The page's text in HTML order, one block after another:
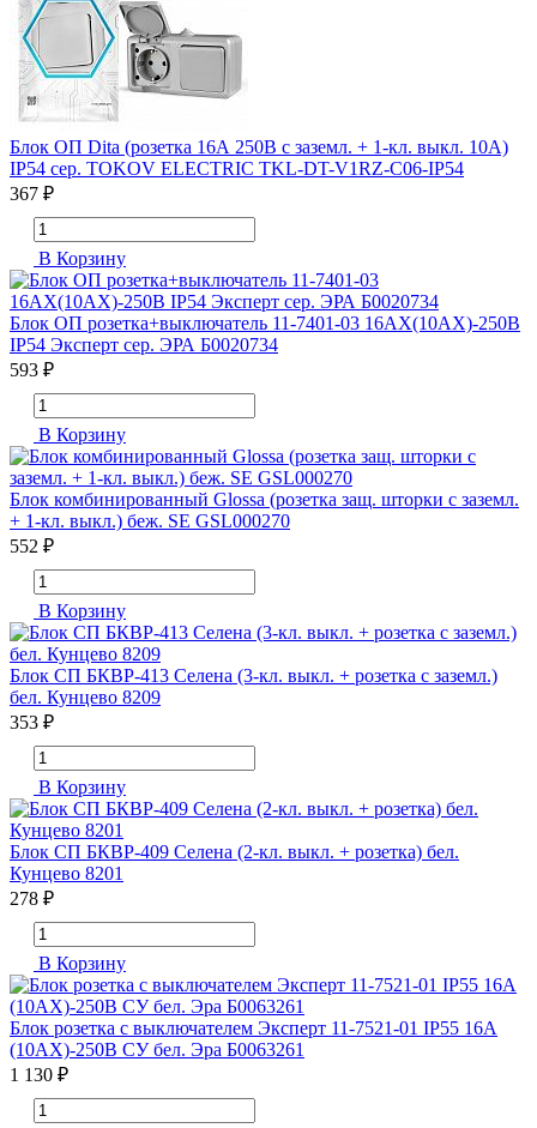
Блок ОП Dita (розетка 16А 250В с заземл. + 1-кл. выкл. 10А)
IP54 сер. TOKOV ELECTRIC TKL-DT-V1RZ-C06-IP54
367 ₽
В Корзину
Блок ОП розетка+выключатель 11-7401-03 16АХ(10AX)-250В
IP54 Эксперт сер. ЭРА Б0020734
593 ₽
В Корзину
Блок комбинированный Glossa (розетка защ. шторки с заземл.
+ 1-кл. выкл.) беж. SE GSL000270
552 ₽
В Корзину
Блок СП БКВР-413 Селена (3-кл. выкл. + розетка с заземл.)
бел. Кунцево 8209
353 ₽
В Корзину
Блок СП БКВР-409 Селена (2-кл. выкл. + розетка) бел.
Кунцево 8201
278 ₽
В Корзину
Блок розетка с выключателем Эксперт 11-7521-01 IP55 16А
(10AX)-250В СУ бел. Эра Б0063261
1 130 ₽